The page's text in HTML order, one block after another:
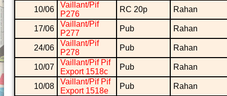
10/06
Vaillant/Pif
P276
RC 20p Rahan
17/06
Vaillant/Pif
P277
Pub Rahan
24/06
Vaillant/Pif
P278
Pub Rahan
10/07
Vaillant/Pif Pif
Export 1518c
Pub Rahan
10/08
Vaillant/Pif Pif
Export 1518e
Pub Rahan